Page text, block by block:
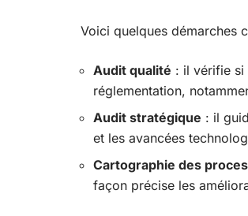
Voici quelques démarches
Audit qualité : il vérifie si
réglementation,
Audit stratégique : il
et les avancées
Cartographie des
façon précise les